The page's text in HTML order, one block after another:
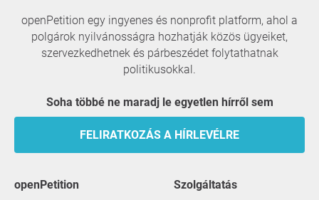
openPetition egy ingyenes és nonprofit platform, ahol a
polgárok nyilvánosságra hozhatják közös ügyeiket,
szervezkedhetnek és párbeszédet folytathatnak
politikusokkal.
Soha többé ne maradj le egyetlen hírről sem
FELIRATKOZÁS A HÍRLEVÉLRE
openPetition
szolgáltatás